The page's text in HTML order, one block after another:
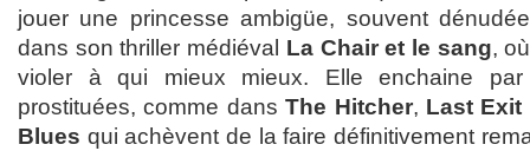
jouer une princesse ambigüe, souvent
dans son thriller médiéval La Chair et le sang,
violer à qui mieux mieux. Elle enchaine
prostituées, comme dansThe Hitcher, Last Exit
Blues qui achèvent de la faire définitivement